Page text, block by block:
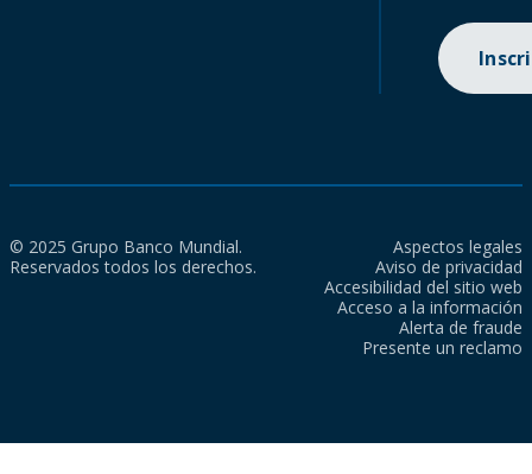
© 2025 Grupo Banco Mundial.
Reservados todos los derechos.
Aspectos legales
Aviso de privacidad
Accesibilidad del sitio web
Acceso a la información
Alerta de fraude
Presente un reclamo